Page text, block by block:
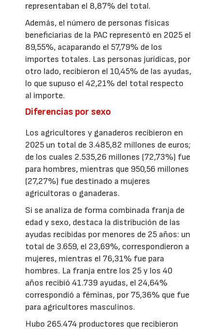
representaban el 8,87% del total.
Además, el número de personas físicas
beneficiarias de la PAC representó en 2025 el
89,55%, acaparando el 57,79% de los
importes totales. Las personas jurídicas, por
otro lado, recibieron el 10,45% de las ayudas,
lo que supuso el 42,21% del total respecto
al importe.
Diferencias por sexo
Los agricultores y ganaderos recibieron en
2025 un total de 3.485,82 millones de euros;
de los cuales 2.535,26 millones (72,73%) fue
para hombres, mientras que 950,56 millones
(27,27%) fue destinado a mujeres
agricultoras o ganaderas.
Si se analiza de forma combinada franja de
edad y sexo, destaca la distribución de las
ayudas recibidas por menores de 25 años: un
total de 3.659, el 23,69%, correspondieron a
mujeres, mientras el 76,31% fue para
hombres. La franja entre los 25 y los 40
años recibió 41.739 ayudas, el 24,64%
correspondió a féminas, por 75,36% que fue
para agricultores masculinos.
Hubo 265.474 productores que recibieron